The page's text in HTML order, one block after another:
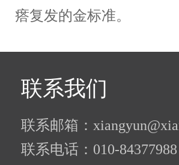
瘩复发的金标准。
联系我们
联系邮箱：
联系电话：010-84377988